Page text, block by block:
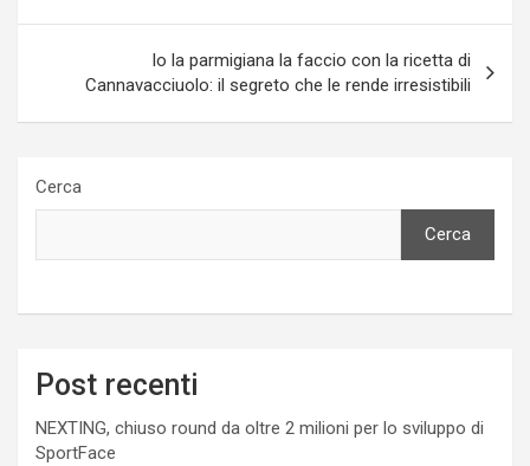
Io la parmigiana la faccio con la ricetta di
Cannavacciuolo: il segreto che le rende irresistibili
Cerca
Cerca
Post recenti
NEXTING, chiuso round da oltre 2 milioni per lo sviluppo di
SportFace